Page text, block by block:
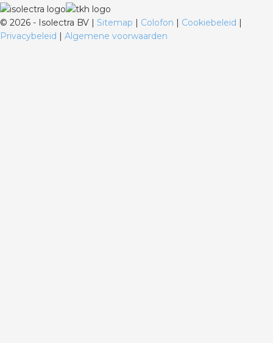
© 2026 - Isolectra BV | Sitemap | Colofon | Cookiebeleid |
Privacybeleid | Algemene voorwaarden